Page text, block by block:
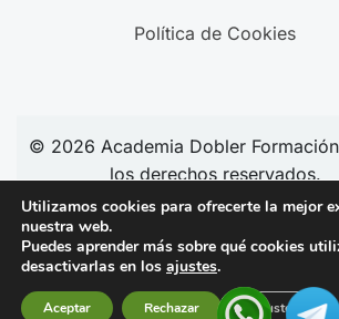
Política de Cookies
© 2026 Academia Dobler
los derechos reservados.
Síguenos en redes:
Utilizamos cookies para ofrecerte la mejor
nuestra web.
Puedes aprender más sobre qué cookies
desactivarlas en los ajustes.
Aceptar Rechazar Ajustes